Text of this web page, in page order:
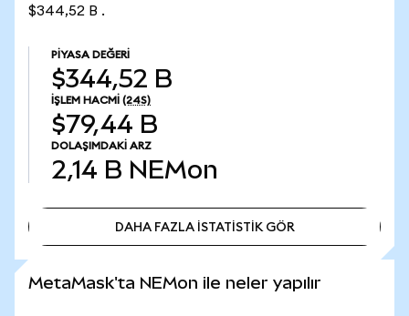
$344,52 B .
PIYASA DEĞERI
$344,52 B
İŞLEM HACMI (24S)
$79,44 B
DOLAŞIMDAKI ARZ
2,14 B NEMon
DAHA FAZLA İSTATİSTİK GÖR
MetaMask'ta NEMon ile neler yapılır